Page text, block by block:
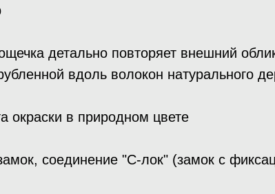
детально повторяет внешний
вдоль волокон натурального
окраски в природном цвете
соединение "С-лок" (замок с